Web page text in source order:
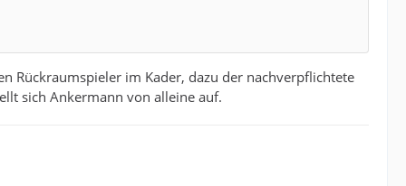
Rückraumspieler im Kader, dazu der nachverpflichtete
sich Ankermann von alleine auf.